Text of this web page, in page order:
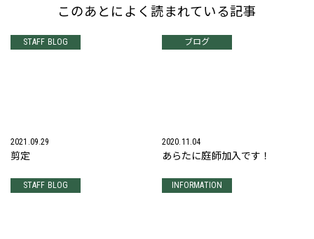
このあとによく読まれている記事
STAFF BLOG
2021.09.29
剪定
ブログ
2020.11.04
あらたに庭師加入です！
STAFF BLOG INFORMATION